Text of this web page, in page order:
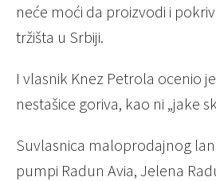
neće moći da proizvodi i
tržišta u Srbiji.
I vlasnik Knez Petrola ocenio
nestašice goriva, kao ni „jake
Suvlasnica maloprodajnog
pumpi Radun Avia, Jelena